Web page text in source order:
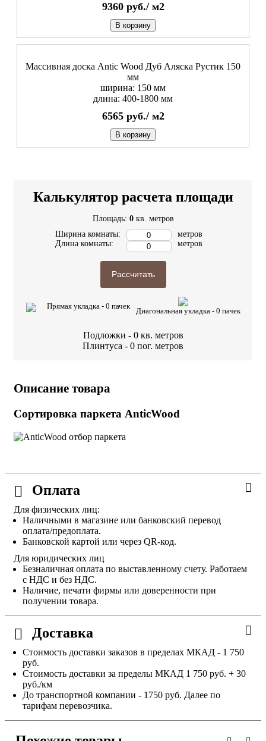
9360 руб./ м2
В корзину
Массивная доска Antic Wood Дуб Аляска Рустик 150
мм
ширина: 150 мм
длина: 400-1800 мм
6565 руб./ м2
В корзину
Калькулятор расчета площади
Площадь: 0 кв. метров
Ширина комнаты:
Длина комнаты:
метров
метров
Рассчитать
Прямая укладка - 0 пачек
Диагональная укладка - 0 пачек
Подложки - 0 кв. метров
Плинтуса - 0 пог. метров
Описание товара
Сортировка паркета AnticWood
Оплата
Для физических лиц:
Наличными в магазине или банковский перевод
оплата/предоплата.
Банковской картой или через QR-код.
Для юридических лиц
Безналичная оплата по выставленному счету. Работаем
с НДС и без НДС.
Наличие, печати фирмы или доверенности при
получении товара.
Доставка
Стоимость доставки заказов в пределах МКАД - 1 750
руб.
Стоимость доставки за пределы МКАД 1 750 руб. + 30
руб./км
До транспортной компании - 1750 руб. Далее по
тарифам перевозчика.